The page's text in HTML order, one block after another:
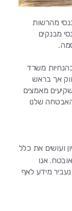
מהרשות
מבנקים
משרד
אך בראש
מאמצים
שלנו
ועושים את כלל
אנו
מידע לאף